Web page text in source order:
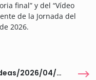
final” y del “Vídeo
de la Jornada del
2026.
https://www.upv.es/entidades/ideas/2026/04/01/14-05-26-ideas-upv-challenge-campus-gandia-smart-campus-y-comunicacion/